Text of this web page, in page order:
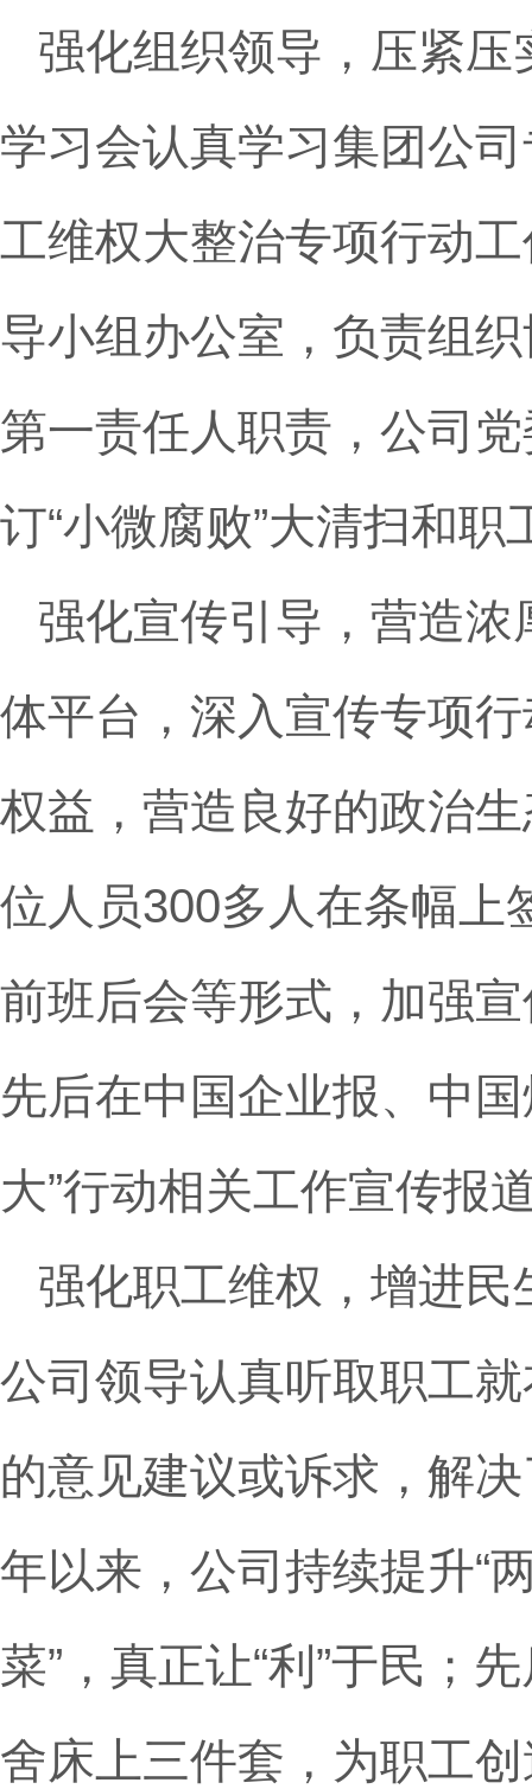
强化组织领导，压紧
学习会认真学习集团公
工维权大整治专项行动
导小组办公室，负责组
第一责任人职责，公司
订“小微腐败”大清扫和
强化宣传引导，营造
体平台，深入宣传专项行
权益，营造良好的政治
位人员300多人在条幅上
前班后会等形式，加强
先后在中国企业报、中
大”行动相关工作宣传报
强化职工维权，增进民
公司领导认真听取职工
的意见建议或诉求，解
年以来，公司持续提升“
菜”，真正让“利”于民；
舍床上三件套，为职工